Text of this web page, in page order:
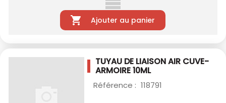
Ajouter au panier
TUYAU DE LIAISON AIR CUVE-
ARMOIRE 10ML
Référence : 118791